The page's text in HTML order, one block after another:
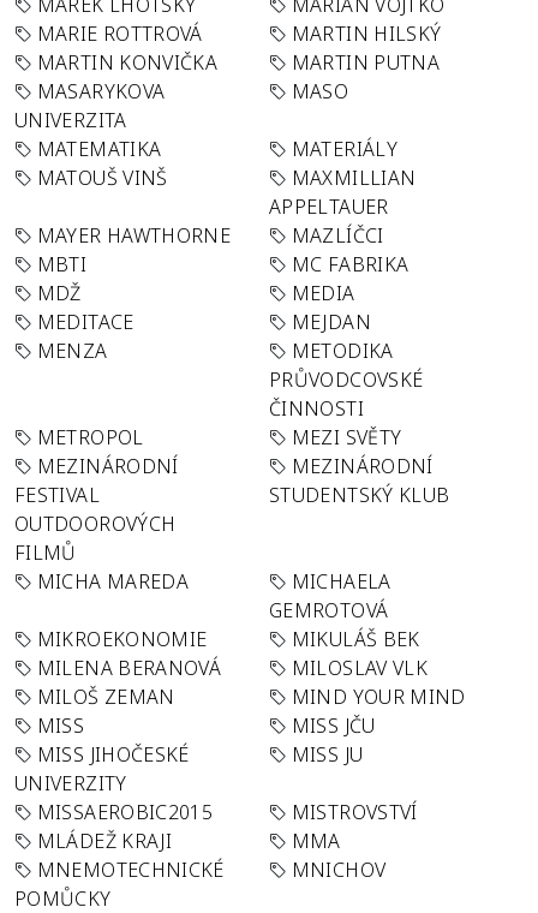
MARIE ROTTROVÁ
MARTIN HILSKÝ
MARTIN KONVIČKA
MARTIN PUTNA
MASARYKOVA
UNIVERZITA
MASO
MATEMATIKA
MATERIÁLY
MATOUŠ VINŠ
MAXMILLIAN
APPELTAUER
MAYER HAWTHORNE
MAZLÍČCI
MBTI
MC FABRIKA
MDŽ
MEDIA
MEDITACE
MEJDAN
MENZA
METODIKA
PRŮVODCOVSKÉ
ČINNOSTI
METROPOL
MEZI SVĚTY
MEZINÁRODNÍ
FESTIVAL
OUTDOOROVÝCH
FILMŮ
MEZINÁRODNÍ
STUDENTSKÝ KLUB
MICHA MAREDA
MICHAELA
GEMROTOVÁ
MIKROEKONOMIE
MIKULÁŠ BEK
MILENA BERANOVÁ
MILOSLAV VLK
MILOŠ ZEMAN
MIND YOUR MIND
MISS
MISS JČU
MISS JIHOČESKÉ
UNIVERZITY
MISS JU
MISSAEROBIC2015
MISTROVSTVÍ
MLÁDEŽ KRAJI
MMA
MNEMOTECHNICKÉ
POMŮCKY
MNICHOV